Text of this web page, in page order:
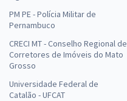
PM PE - Polícia Militar de
Pernambuco
CRECI MT - Conselho Regional de
Corretores de Imóveis do Mato
Grosso
Universidade Federal de
Catalão - UFCAT